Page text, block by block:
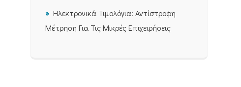
Ηλεκτρονικά Τιμολόγια: Αντίστροφη
Μέτρηση Για Τις Μικρές Επιχειρήσεις